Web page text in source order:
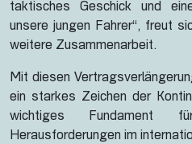
taktisches Geschick und
unsere jungen Fahrer“, freut
weitere Zusammenarbeit.
Mit diesen
ein starkes Zeichen der
wichtiges Fundament
Herausforderungen im